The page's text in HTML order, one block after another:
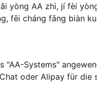
yòng AA zhì, jí fèi
fēi cháng fāng biàn
Systems"
oder Alipay für die